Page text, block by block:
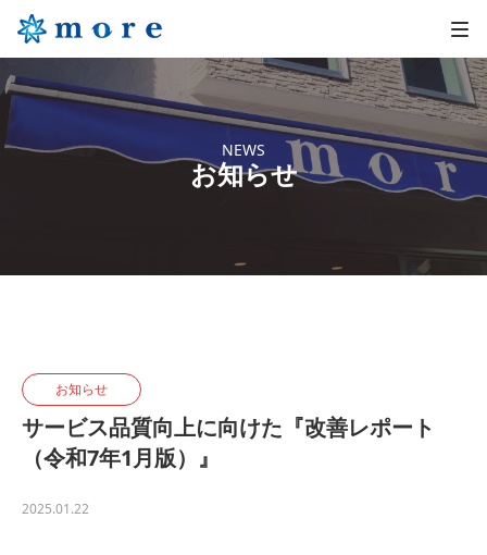
NEWS
お知らせ
お知らせ
サービス品質向上に向けた『改善レポート
（令和7年1月版）』
2025.01.22